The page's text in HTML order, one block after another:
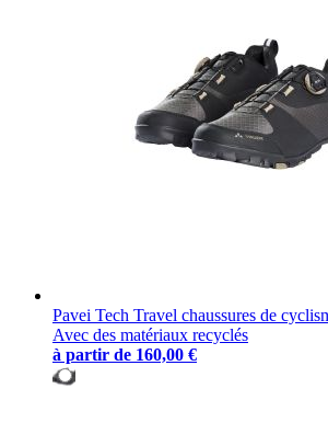
Pavei Tech Travel chaussures de
Avec des matériaux recyclés
à partir de 160,00 €